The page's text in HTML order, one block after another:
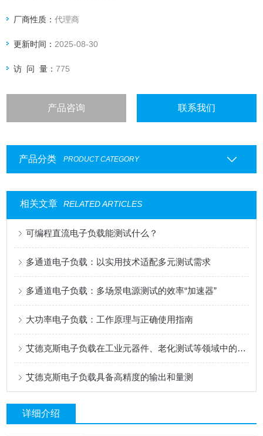
厂商性质：代理商
更新时间： 2025-08-30
访 问 量：775
产品咨询 联系我们
产品分类 PRODUCT CATEGORY
相关文章 RELATED ARTICLES
可编程直流电子负载能测试什么？
多通道电子负载：以实用技术适配多元测试需求
多通道电子负载：多场景电源测试的效率“加速器”
大功率电子负载：工作原理与正确使用指南
艾德克斯电子负载在工业元器件、老化测试等领域中的用途
艾德克斯电子负载具备高精度的输出和量测
详细介绍